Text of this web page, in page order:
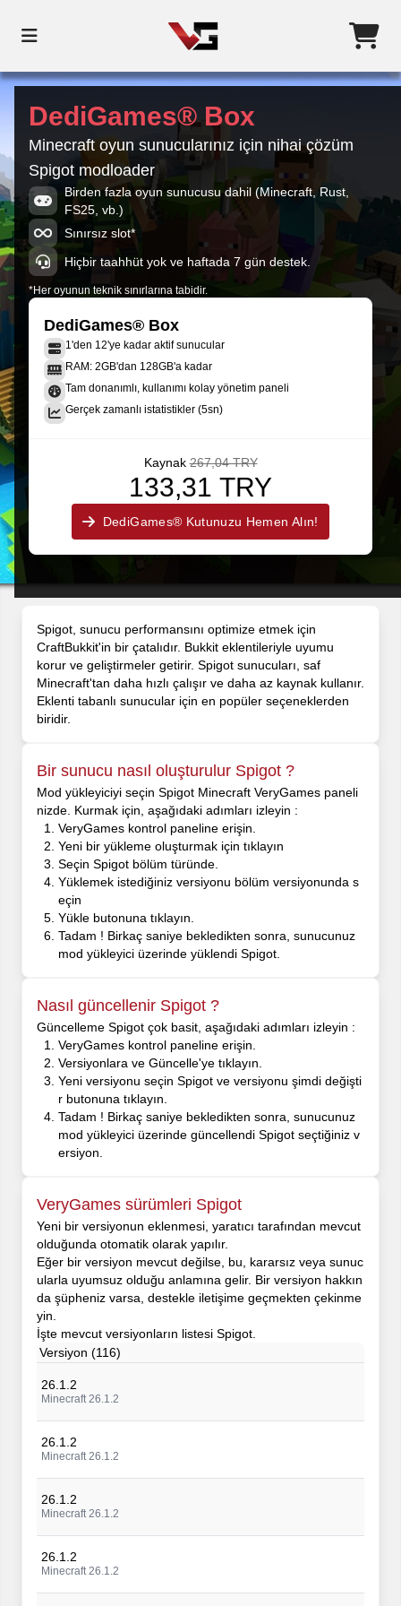
DediGames® Box
Minecraft oyun sunucularınız için nihai çözüm
Spigot modloader
Birden fazla oyun sunucusu dahil (Minecraft, Rust,
FS25, vb.)
Sınırsız slot*
Hiçbir taahhüt yok ve haftada 7 gün destek.
*Her oyunun teknik sınırlarına tabidir.
DediGames® Box
1'den 12'ye kadar aktif sunucular
RAM: 2GB'dan 128GB'a kadar
Tam donanımlı, kullanımı kolay yönetim paneli
Gerçek zamanlı istatistikler (5sn)
Kaynak 267,04 TRY
133,31 TRY
DediGames® Kutunuzu Hemen Alın!
Spigot, sunucu performansını optimize etmek için
CraftBukkit'in bir çatalıdır. Bukkit eklentileriyle uyumu
korur ve geliştirmeler getirir. Spigot sunucuları, saf
Minecraft'tan daha hızlı çalışır ve daha az kaynak kullanır.
Eklenti tabanlı sunucular için en popüler seçeneklerden
biridir.
Bir sunucu nasıl oluşturulur Spigot ?
Mod yükleyiciyi seçin Spigot Minecraft VeryGames paneli
nizde. Kurmak için, aşağıdaki adımları izleyin :
VeryGames kontrol paneline erişin.
Yeni bir yükleme oluşturmak için tıklayın
Seçin Spigot bölüm türünde.
Yüklemek istediğiniz versiyonu bölüm versiyonunda s
eçin
Yükle butonuna tıklayın.
Tadam ! Birkaç saniye bekledikten sonra, sunucunuz
mod yükleyici üzerinde yüklendi Spigot.
Nasıl güncellenir Spigot ?
Güncelleme Spigot çok basit, aşağıdaki adımları izleyin :
VeryGames kontrol paneline erişin.
Versiyonlara ve Güncelle'ye tıklayın.
Yeni versiyonu seçin Spigot ve versiyonu şimdi değişti
r butonuna tıklayın.
Tadam ! Birkaç saniye bekledikten sonra, sunucunuz
mod yükleyici üzerinde güncellendi Spigot seçtiğiniz v
ersiyon.
VeryGames sürümleri Spigot
Yeni bir versiyonun eklenmesi, yaratıcı tarafından mevcut
olduğunda otomatik olarak yapılır.
Eğer bir versiyon mevcut değilse, bu, kararsız veya sunuc
ularla uyumsuz olduğu anlamına gelir. Bir versiyon hakkın
da şüpheniz varsa, destekle iletişime geçmekten çekinme
yin.
İşte mevcut versiyonların listesi Spigot.
Versiyon (116)
26.1.2
Minecraft 26.1.2
26.1.2
Minecraft 26.1.2
26.1.2
Minecraft 26.1.2
26.1.2
Minecraft 26.1.2